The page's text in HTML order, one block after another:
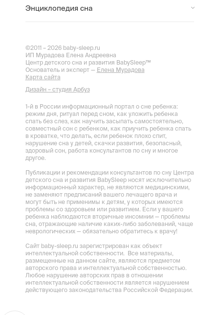
Энциклопедия сна
©2011 – 2026 baby-sleep.ru
ИП Мурадова Елена Андреевна
Центр детского сна и развития BabySleep™
Основатель и эксперт — Елена Мурадова
Карта сайта
Дизайн – студия Арбуз
1-й в России информационный портал о сне ребенка:
режим дня, ритуал перед сном, как уложить ребенка
спать без слез, как научить засыпать самостоятельно,
совместный сон с ребенком, как приучить ребенка спать
в кроватке, что делать, если ребенок плохо спит,
нарушение сна у детей, скачки развития, безопасный,
здоровый сон, работа консультантов по сну и многое
другое.
Публикации и рекомендации консультантов по сну Центра
детского сна и развития BabySleep носят исключительно
информационный характер, не являются медицинскими,
не заменяют предписаний вашего лечащего врача и
могут быть не применимы к детям, у которых имеются
проблемы со здоровьем или развитием. Если у вашего
ребенка наблюдаются вторичные инсомнии — проблемы
сна, отражающие наличие каких-либо заболеваний, чаще
неврологических — обязательно обратитесь к врачу!
Сайт baby-sleep.ru зарегистрирован как объект
интеллектуальной собственности. Все материалы,
размещенные на данном сайте, являются предметом
авторского права и интеллектуальной собственностью.
Любое нарушение авторских прав в отношении
интеллектуальной собственности является нарушением
действующего законодательства Российской Федерации.